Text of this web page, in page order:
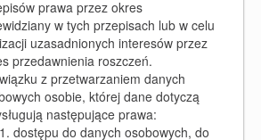
prawa przez okres
w tych przepisach lub w celu
uzasadnionych interesów przez
przedawnienia roszczeń.
z przetwarzaniem danych
osobie, której dane dotyczą
następujące prawa:
dostępu do danych osobowych, do